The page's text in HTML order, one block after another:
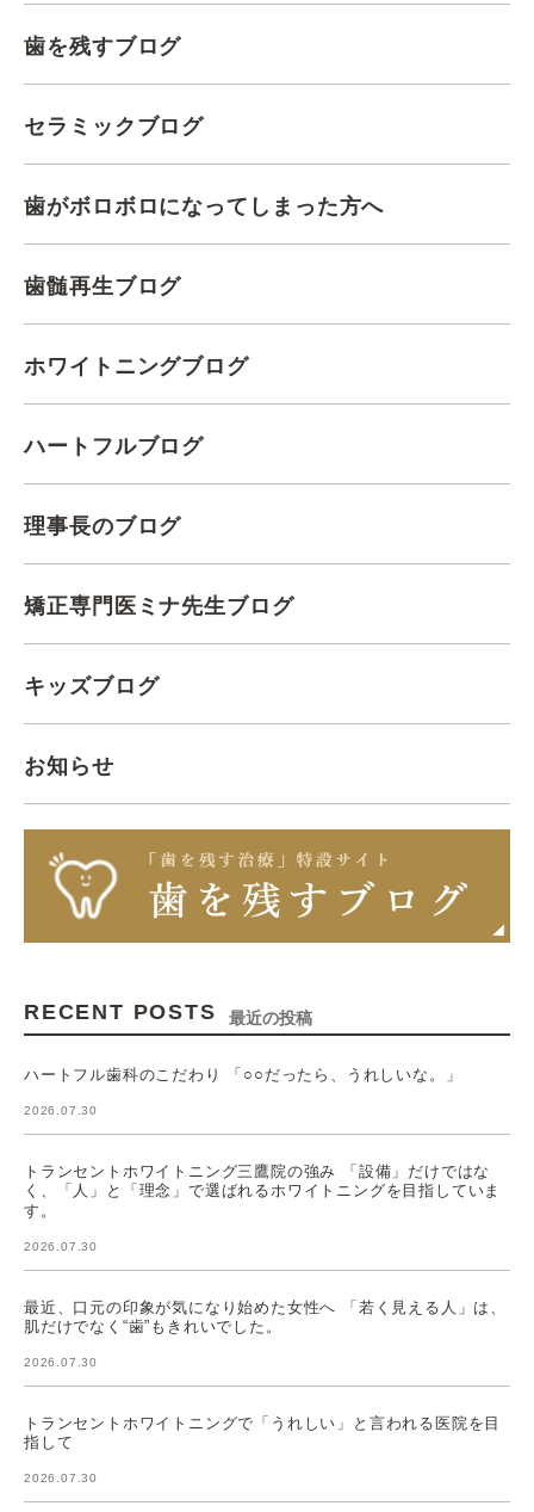
歯を残すブログ
セラミックブログ
歯がボロボロになってしまった方へ
歯髄再生ブログ
ホワイトニングブログ
ハートフルブログ
理事長のブログ
矯正専門医ミナ先生ブログ
キッズブログ
お知らせ
RECENT POSTS 最近の投稿
ハートフル歯科のこだわり 「○○だったら、うれしいな。」
2026.07.30
トランセントホワイトニング三鷹院の強み 「設備」だけではな
く、「人」と「理念」で選ばれるホワイトニングを目指していま
す。
2026.07.30
最近、口元の印象が気になり始めた女性へ 「若く見える人」は、
肌だけでなく“歯”もきれいでした。
2026.07.30
トランセントホワイトニングで「うれしい」と言われる医院を目
指して
2026.07.30